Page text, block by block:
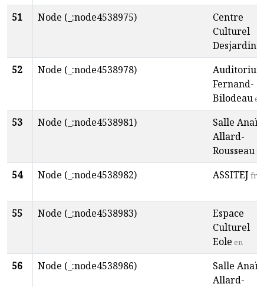
51 Node (_:node4538975)
Centre
Culturel
Desjardins
52 Node (_:node4538978)
Fernand-
Bilodeauen
53 Node (_:node4538981)
Salle
Allard-
Rousseaufr
54 Node (_:node4538982) ASSITEJ fr
55 Node (_:node4538983)
Espace
Culturel
Eole en
56 Node (_:node4538986)
Salle
Allard-